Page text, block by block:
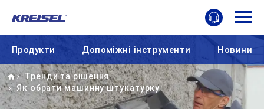
Продукти Допоміжні інструменти Новини
Home
Тренди та рішення
Як обрати машинну штукатурку